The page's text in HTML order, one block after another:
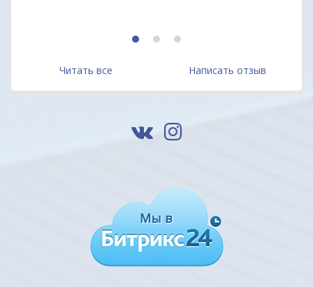
1 2 3
Читать все Написать отзыв